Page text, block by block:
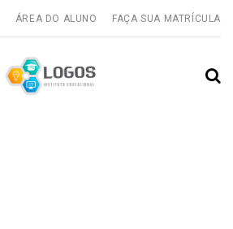
ÁREA DO ALUNO FAÇA SUA MATRÍCULA